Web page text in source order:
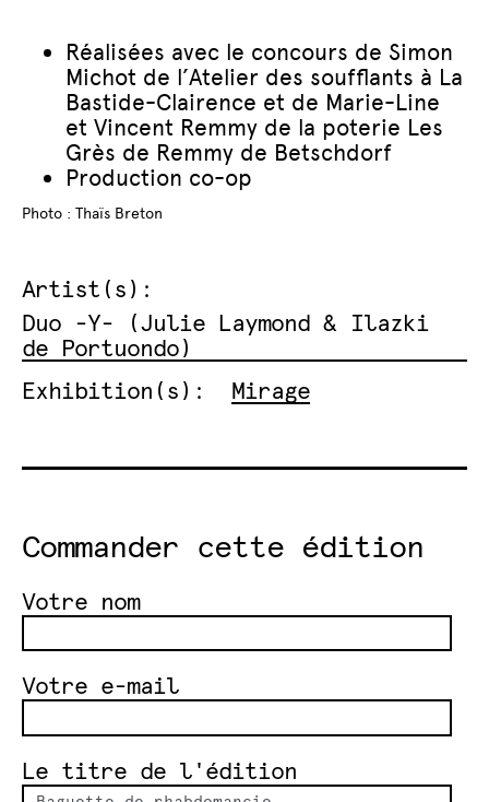
Réalisées avec le concours de Simon
Michot de l’Atelier des soufflants à La
Bastide-Clairence et de Marie-Line
et Vincent Remmy de la poterie Les
Grès de Remmy de Betschdorf
Production co-op
Photo : Thaïs Breton
Artist(s):
Duo -Y- (Julie Laymond & Ilazki
de Portuondo)
Exhibition(s):
Mirage
Commander cette édition
Votre nom
Votre e-mail
Le titre de l'édition